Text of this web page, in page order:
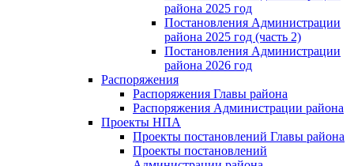
района 2025 год
Постановления Администрации
района 2025 год (часть 2)
Постановления Администрации
района 2026 год
Распоряжения
Распоряжения Главы района
Распоряжения Администрации района
Проекты НПА
Проекты постановлений Главы района
Проекты постановлений